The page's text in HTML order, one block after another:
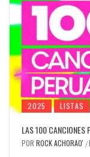
2025 LISTAS
LAS 100 CANCIONES
POR ROCK ACHORAO' /